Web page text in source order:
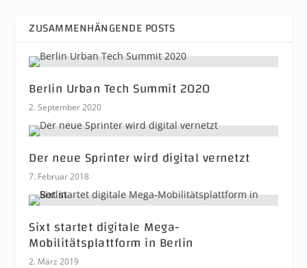
ZUSAMMENHÄNGENDE POSTS
Berlin Urban Tech Summit 2020
2. September 2020
Der neue Sprinter wird digital vernetzt
7. Februar 2018
Sixt startet digitale Mega-
Mobilitätsplattform in Berlin
2. März 2019